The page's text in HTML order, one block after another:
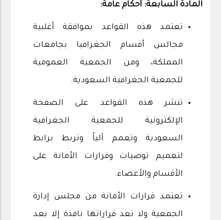
المادة السابعة: أحكام عامة:
تعتمد هذه القواعد بموافقة أغلبية
مجالس أقسام الجغرافيا بجامعات
المملكة، ومن الجمعية العمومية
للجمعية الجغرافية السعودية.
تنشر هذه القواعد على الصفحة
الإلكترونية للجمعية الجغرافية
السعودية وتعمم آلياً وتربط برابط
لتعميم توصيات وقرارات الأمانة على
الأقسام والأعضاء.
تعتمد قرارات الأمانة من مجلس إدارة
الجمعية ولا تعد قراراتها نافذة إلا بعد